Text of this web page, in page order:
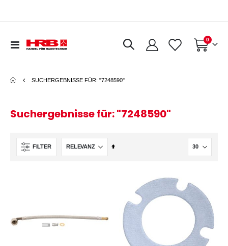
Navigation
Warenkorb
0Artikel
SUCHERGEBNISSE FÜR: "7248590"
Suchergebnisse für: "7248590"
FILTER
In